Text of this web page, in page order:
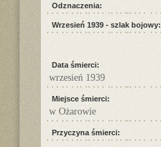
Odznaczenia:
Wrzesień 1939 - szlak bojowy:
Data śmierci:
wrzesień 1939
Miejsce śmierci:
w Ożarowie
Przyczyna śmierci: